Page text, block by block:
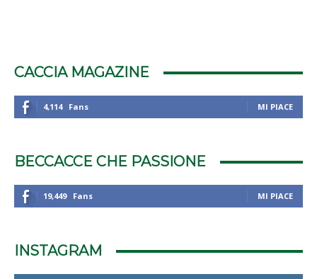
CACCIA MAGAZINE
4,114 Fans MI PIACE
BECCACCE CHE PASSIONE
19,449 Fans MI PIACE
INSTAGRAM